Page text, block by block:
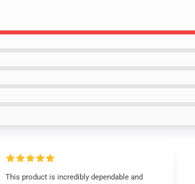
This product is incredibly dependable and